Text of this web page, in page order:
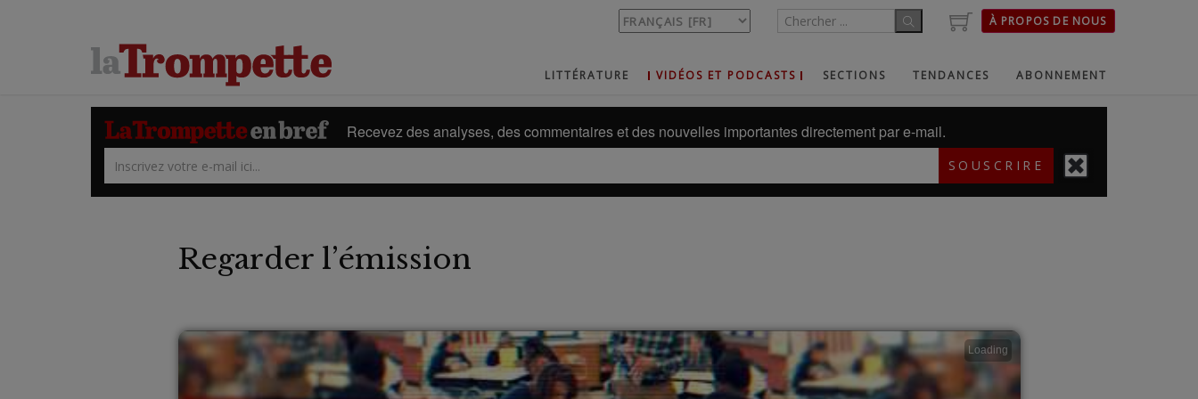
À PROPOS DE NOUS
LITTÉRATURE VIDÉOS ET PODCASTS SECTIONS TENDANCES ABONNEMENT
Recevez des analyses, des commentaires et des nouvelles importantes directement par e-mail.
SOUSCRIRE
Regarder l’émission
Loading